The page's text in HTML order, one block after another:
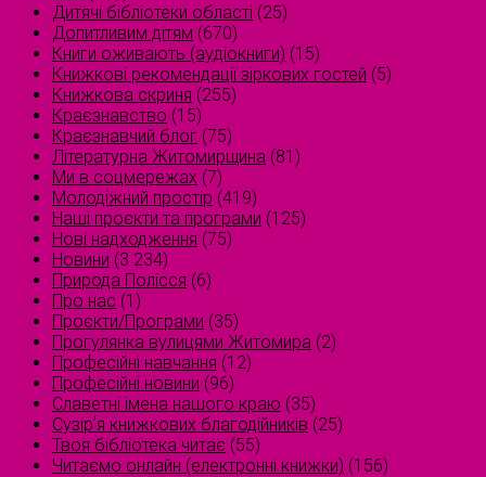
Дитячі бібліотеки області (25)
Допитливим дітям (670)
Книги оживають (аудіокниги) (15)
Книжкові рекомендації зіркових гостей (5)
Книжкова скриня (255)
Краєзнавство (15)
Краєзнавчий блог (75)
Літературна Житомирщина (81)
Ми в соцмережах (7)
Молодіжний простір (419)
Наші проєкти та програми (125)
Нові надходження (75)
Новини (3 234)
Природа Полісся (6)
Про нас (1)
Проєкти/Програми (35)
Прогулянка вулицями Житомира (2)
Професійні навчання (12)
Професійні новини (96)
Славетні імена нашого краю (35)
Сузірʼя книжкових благодійників (25)
Твоя бібліотека читає (55)
Читаємо онлайн (електронні книжки) (156)